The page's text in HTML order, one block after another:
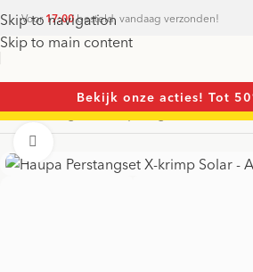
Skip to navigation
Skip to main content
Voor 17:00besteld, vandaag verzonden!
Bekijk onze acties! Tot
Home/Tangen/Krimptangen